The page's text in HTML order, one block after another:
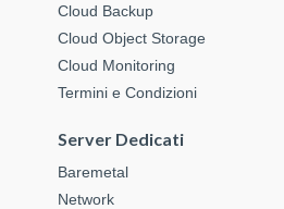
Cloud Backup
Cloud Object Storage
Cloud Monitoring
Termini e Condizioni
Server Dedicati
Baremetal
Network